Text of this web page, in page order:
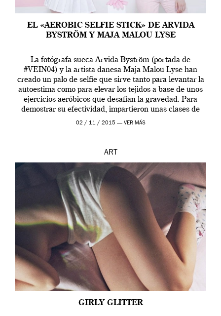
EL «AEROBIC SELFIE STICK» DE ARVIDA
BYSTRÖM Y MAJA MALOU LYSE
La fotógrafa sueca Arvida Byström (portada de
#VEIN04) y la artista danesa Maja Malou Lyse han
creado un palo de selfie que sirve tanto para levantar la
autoestima como para elevar los tejidos a base de unos
ejercicios aeróbicos que desafían la gravedad. Para
demostrar su efectividad, impartieron unas clases de
prueba en el Tate […]
02 / 11 / 2015 — VER MÁS
ART
GIRLY GLITTER